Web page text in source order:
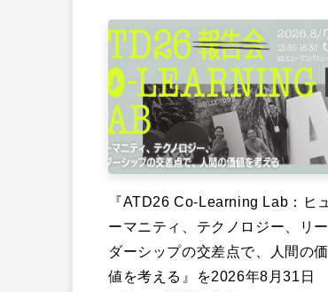
『ATD26 Co-Learning Lab：ヒュ
ーマニティ、テクノロジー、リー
ダーシップの交差点で、人間の価
値を考える』を2026年8月31日